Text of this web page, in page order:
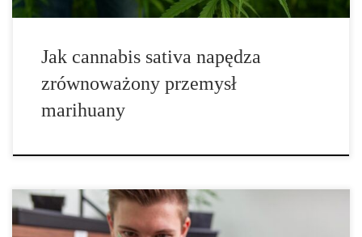
Jak cannabis sativa napędza
zrównoważony przemysł
marihuany